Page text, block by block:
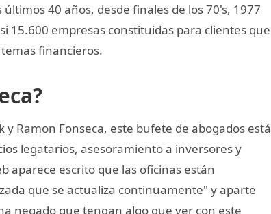
40 años, desde finales de los 70's, 1977
15.600 empresas constituidas para clientes que
financieros.
Ramon Fonseca, este bufete de abogados está
legatarios, asesoramiento a inversores y
aparece escrito que las oficinas están
que se actualiza continuamente" y aparte
negado que tengan algo que ver con este